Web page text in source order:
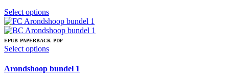
page
Select optionsThis
product
has
multiple
variants.
options
EPUB PAPERBACK PDF
Select optionsThis
has
Arondshoop bundel 1